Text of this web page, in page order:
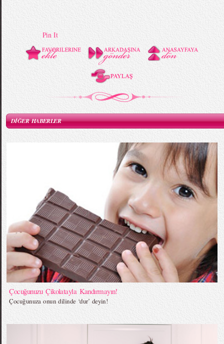
Pin It
DİĞER HABERLER
Çocuğunuzu Çikolatayla Kandırmayın!
Çocuğunuza onun dilinde ‘dur’ deyin!